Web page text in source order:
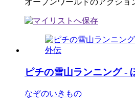
オープンワールドのアクショ
ピチの雪山ランニング -
なぞのいきもの